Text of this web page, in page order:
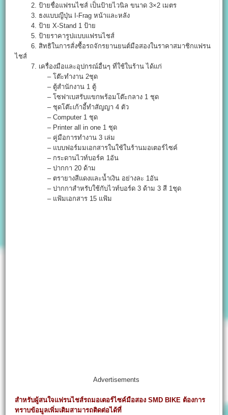
2. ป้ายชื่อแฟรนไชส์ เป็นป้ายไวนิล ขนาด 3×2 เมตร
3. ธงแบบญีปุ่น I-Frag หน้าและหลัง
4. ป้าย X-Stand 1 ป้าย
5. ป้ายราคารูปแบบแฟรนไชส์
6. สิทธิในการสั่งซื้อรถจักรยานยนต์มือสองในราคาสมาชิกแฟรน
ไชส์
7. เครื่องมือและอุปกรณ์อื่นๆ ที่ใช้ในร้าน ได้แก่
– โต๊ะทำงาน 2ชุด
– ตู้สำนักงาน 1 ตู้
– โซฟาเบสรับแขกพร้อมโต๊ะกลาง 1 ชุด
– ชุดโต๊ะเก้าอี้ทำสัญญา 4 ตัว
– Computer 1 ชุด
– Printer all in one 1 ชุด
– คู่มือการทำงาน 3 เล่ม
– แบบฟอร์มมเอกสารในใช้ในร้านมอเตอร์ไซค์
– กระดานไวท์บอร์ค 1อัน
– ปากกา 20 ด้าม
– ตรายางสีแดงและน้ำเงิน อย่างละ 1อัน
– ปากกาสำหรับใช้กับไวท์บอร์ด 3 ด้าม 3 สี 1ชุด
– แฟ้มเอกสาร 15 แฟ้ม
Advertisements
สำหรับผู้สนใจแฟรนไชส์รถมอเตอร์ไซค์มือสอง SMD BIKE ต้องการ
ทราบข้อมูลเพิ่มเติมสามารถติดต่อได้ที่